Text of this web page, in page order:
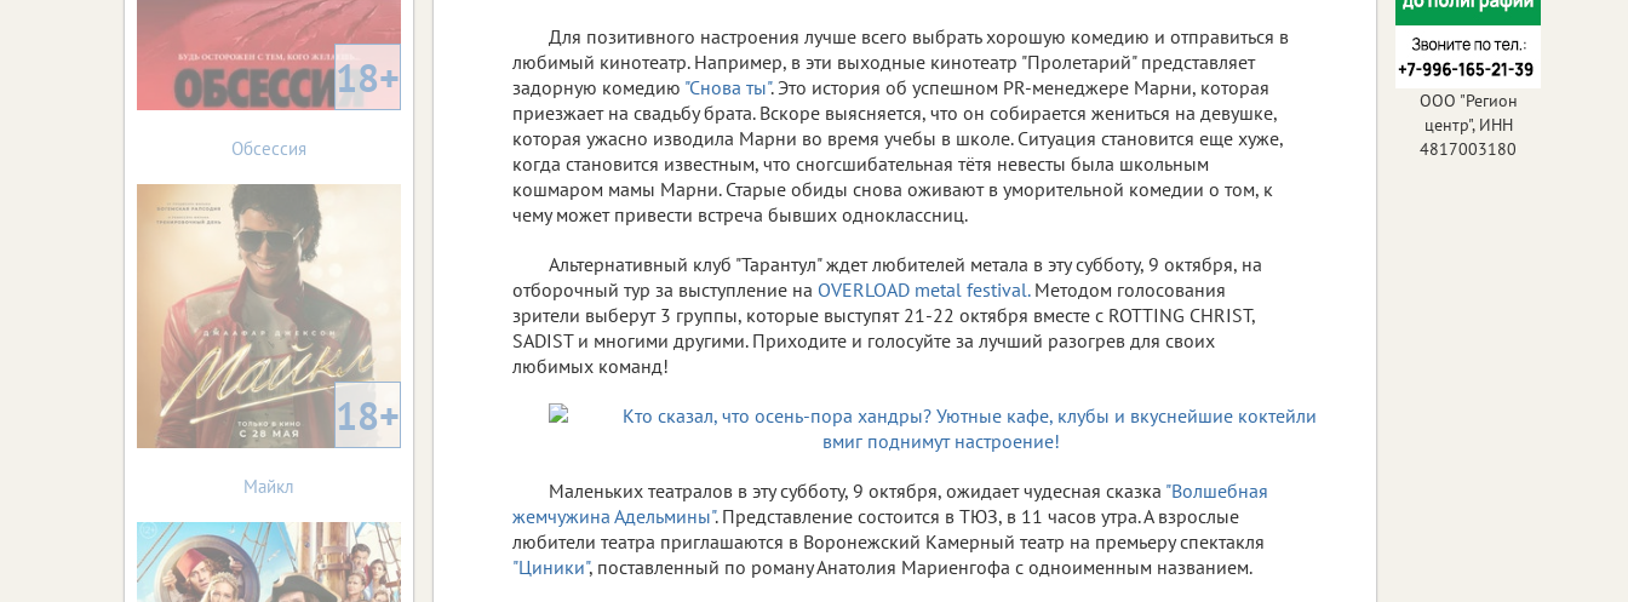
Для позитивного настроения лучше всего выбрать хорошую комедию и отправиться в
любимый кинотеатр. Например, в эти выходные кинотеатр "Пролетарий" представляет
задорную комедию "Снова ты". Это история об успешном PR-менеджере Марни, которая
приезжает на свадьбу брата. Вскоре выясняется, что он собирается жениться на девушке,
которая ужасно изводила Марни во время учебы в школе. Ситуация становится еще хуже,
когда становится известным, что сногсшибательная тётя невесты была школьным
кошмаром мамы Марни. Старые обиды снова оживают в уморительной комедии о том, к
чему может привести встреча бывших одноклассниц.
Альтернативный клуб "Тарантул" ждет любителей метала в эту субботу, 9 октября, на
отборочный тур за выступление на OVERLOAD metal festival.Методом голосования
зрители выберут 3 группы, которые выступят 21-22 октября вместе с ROTTING CHRIST,
SADIST и многими другими. Приходите и голосуйте за лучший разогрев для своих
любимых команд!
Маленьких театралов в эту субботу, 9 октября, ожидает чудесная сказка "Волшебная
жемчужина Адельмины". Представление состоится в ТЮЗ, в 11 часов утра. А взрослые
любители театра приглашаются в Воронежский Камерный театр на премьеру спектакля
"Циники", поставленный по роману Анатолия Мариенгофа с одноименным названием.
18+
Обсессия
18+
Майкл
ООО "Регион
центр", ИНН
4817003180